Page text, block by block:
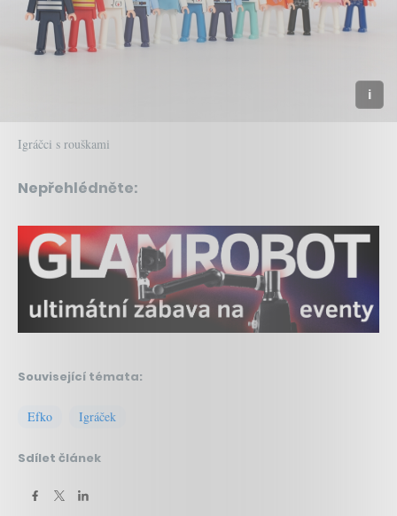
Igráčci s rouškami
Nepřehlédněte:
Související témata:
Efko Igráček
Sdílet článek